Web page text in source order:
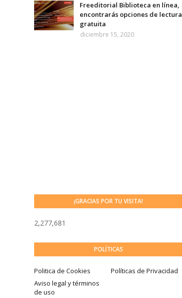
Freeditorial Biblioteca en línea,
encontrarás opciones de lectura
gratuita
diciembre 15, 2020
¡GRACIAS POR TU VISITA!
2,277,681
POLÍTICAS
Politica de Cookies
Políticas de Privacidad
Aviso legal y términos
de uso